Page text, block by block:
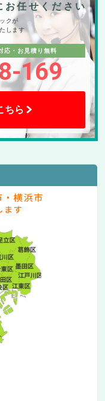
お任せください
クが
します
応・お見積り無料
169
ちら